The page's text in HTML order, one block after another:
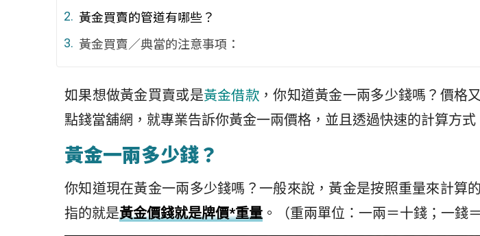
黃金買賣的管道有哪些？
黃金買賣／典當的注意事項：
如果想做黃金買賣或是黃金借款 ，你知道黃金一兩多少錢嗎？價格
點錢當舖網，就專業告訴你黃金一兩價格，並且透過快速的計算方式
黃金一兩多少錢？
你知道現在黃金一兩多少錢嗎？一般來說，黃金是按照重量來計算
指的就是黃金價錢就是牌價*重量 。（重兩單位：一兩＝十錢；一錢